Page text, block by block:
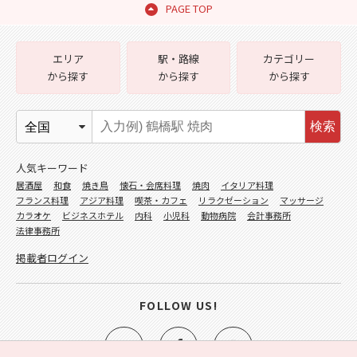
PAGE TOP
エリア
から探す
駅・路線
から探す
カテゴリー
から探す
検索
人気キーワード
居酒屋 和食 焼き鳥 懐石・会席料理 焼肉
イタリア料理
フランス料理
アジア料理 喫茶・カフェ リラクゼーション
マッサージ
カラオケ
ビジネスホテル 内科 小児科 動物病院
会計事務所
法律事務所
掲載者ログイン
FOLLOW US!